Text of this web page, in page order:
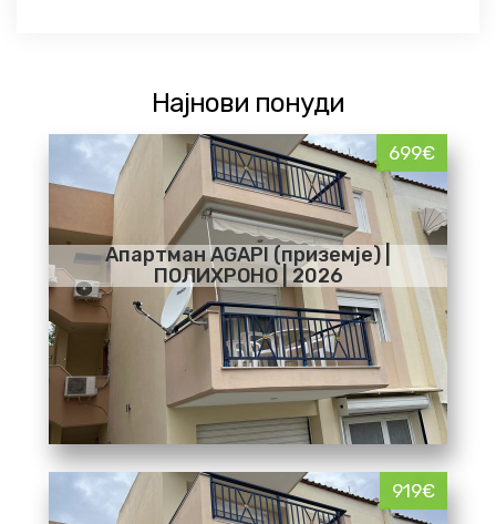
Најнови понуди
699€
Апартман AGAPI (приземје) |
ПОЛИХРОНО | 2026
919€